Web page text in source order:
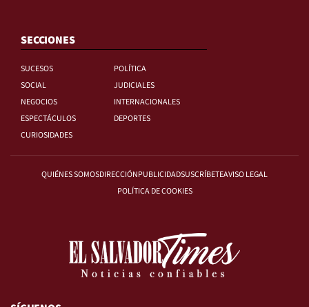
SECCIONES
SUCESOS
POLÍTICA
SOCIAL
JUDICIALES
NEGOCIOS
INTERNACIONALES
ESPECTÁCULOS
DEPORTES
CURIOSIDADES
QUIÉNES SOMOSDIRECCIÓNPUBLICIDADSUSCRÍBETEAVISO LEGAL
POLÍTICA DE COOKIES